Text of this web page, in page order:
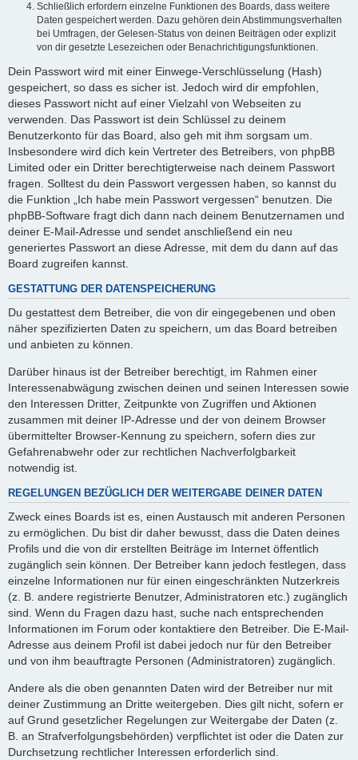
Schließlich erfordern einzelne Funktionen des Boards, dass weitere
Daten gespeichert werden. Dazu gehören dein Abstimmungsverhalten
bei Umfragen, der Gelesen-Status von deinen Beiträgen oder explizit
von dir gesetzte Lesezeichen oder Benachrichtigungsfunktionen.
Dein Passwort wird mit einer Einwege-Verschlüsselung (Hash)
gespeichert, so dass es sicher ist. Jedoch wird dir empfohlen,
dieses Passwort nicht auf einer Vielzahl von Webseiten zu
verwenden. Das Passwort ist dein Schlüssel zu deinem
Benutzerkonto für das Board, also geh mit ihm sorgsam um.
Insbesondere wird dich kein Vertreter des Betreibers, von phpBB
Limited oder ein Dritter berechtigterweise nach deinem Passwort
fragen. Solltest du dein Passwort vergessen haben, so kannst du
die Funktion „Ich habe mein Passwort vergessen“ benutzen. Die
phpBB-Software fragt dich dann nach deinem Benutzernamen und
deiner E-Mail-Adresse und sendet anschließend ein neu
generiertes Passwort an diese Adresse, mit dem du dann auf das
Board zugreifen kannst.
GESTATTUNG DER DATENSPEICHERUNG
Du gestattest dem Betreiber, die von dir eingegebenen und oben
näher spezifizierten Daten zu speichern, um das Board betreiben
und anbieten zu können.
Darüber hinaus ist der Betreiber berechtigt, im Rahmen einer
Interessenabwägung zwischen deinen und seinen Interessen sowie
den Interessen Dritter, Zeitpunkte von Zugriffen und Aktionen
zusammen mit deiner IP-Adresse und der von deinem Browser
übermittelter Browser-Kennung zu speichern, sofern dies zur
Gefahrenabwehr oder zur rechtlichen Nachverfolgbarkeit
notwendig ist.
REGELUNGEN BEZÜGLICH DER WEITERGABE DEINER DATEN
Zweck eines Boards ist es, einen Austausch mit anderen Personen
zu ermöglichen. Du bist dir daher bewusst, dass die Daten deines
Profils und die von dir erstellten Beiträge im Internet öffentlich
zugänglich sein können. Der Betreiber kann jedoch festlegen, dass
einzelne Informationen nur für einen eingeschränkten Nutzerkreis
(z. B. andere registrierte Benutzer, Administratoren etc.) zugänglich
sind. Wenn du Fragen dazu hast, suche nach entsprechenden
Informationen im Forum oder kontaktiere den Betreiber. Die E-Mail-
Adresse aus deinem Profil ist dabei jedoch nur für den Betreiber
und von ihm beauftragte Personen (Administratoren) zugänglich.
Andere als die oben genannten Daten wird der Betreiber nur mit
deiner Zustimmung an Dritte weitergeben. Dies gilt nicht, sofern er
auf Grund gesetzlicher Regelungen zur Weitergabe der Daten (z.
B. an Strafverfolgungsbehörden) verpflichtet ist oder die Daten zur
Durchsetzung rechtlicher Interessen erforderlich sind.